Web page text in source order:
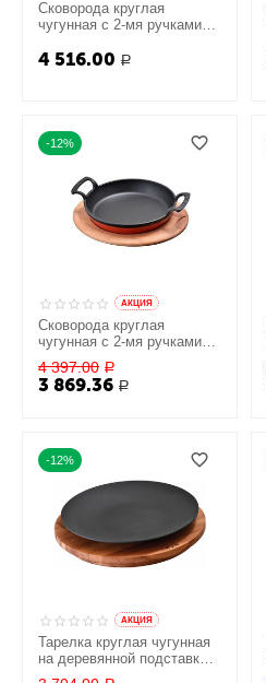
Сковорода круглая
чугунная с 2-мя ручками
18 см, LAVA
4 516.00 Р
-12%
AКЦИЯ
Сковорода круглая
чугунная с 2-мя ручками
на деревянной подставке,
20 см, LAVA
4 397.00 Р
3 869.36 Р
-12%
AКЦИЯ
Тарелка круглая чугунная
на деревянной подставке,
21 см, LAVA